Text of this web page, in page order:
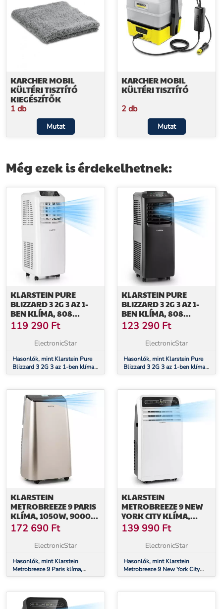
KARCHER MOBIL
KÜLTÉRI TISZTÍTÓ
KIEGÉSZÍTŐK
1 db
Mutat
KARCHER MOBIL
KÜLTÉRI TISZTÍTÓ
2 db
Mutat
Még ezek is érdekelhetnek:
KLARSTEIN PURE
BLIZZARD 3 2G 3 AZ 1-
BEN KLÍMA, 808
W/7000 BTU, FEHÉR
119 290 Ft
ElectronicStar
Hasonlók, mint Klarstein Pure
Blizzard 3 2G 3 az 1-ben klíma,
808 W/7000 BTU, fehér
KLARSTEIN PURE
BLIZZARD 3 2G 3 AZ 1-
BEN KLÍMA, 808
W/7000 BTU, FEKETE
123 290 Ft
ElectronicStar
Hasonlók, mint Klarstein Pure
Blizzard 3 2G 3 az 1-ben klíma,
808 W/7000 BTU, fekete
KLARSTEIN
METROBREEZE 9 PARIS
KLÍMA, 1050W, 9000
BTU/H, IDŐZÍTŐ,
BRONZ
172 690 Ft
ElectronicStar
Hasonlók, mint Klarstein
Metrobreeze 9 Paris klíma,
1050W, 9000 BTU/h, időzítő,
KLARSTEIN
METROBREEZE 9 NEW
YORK CITY KLÍMA,
2600W, 9000 BTU/H,
IDŐZÍTŐ, FEHÉR
139 990 Ft
ElectronicStar
Hasonlók, mint Klarstein
Metrobreeze 9 New York City
klíma, 2600W, 9000 BTU/h,